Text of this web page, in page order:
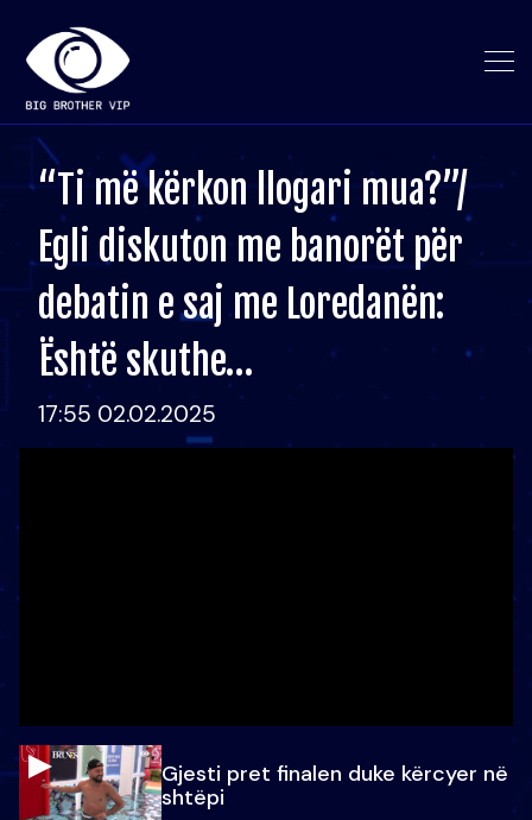
“Ti më kërkon llogari mua?”/
Egli diskuton me banorët për
debatin e saj me Loredanën:
Është skuthe…
17:55 02.02.2025
Gjesti pret finalen duke kërcyer në
shtëpi